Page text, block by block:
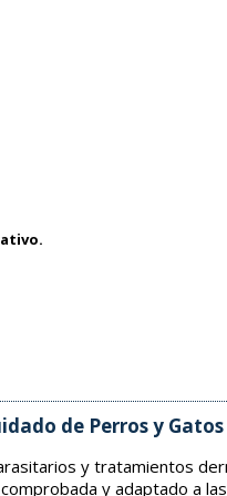
de Perros y Gatos
y tratamientos
y adaptado a